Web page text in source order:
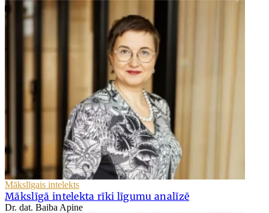
Mākslīgais intelekts
Mākslīgā intelekta rīki līgumu analīzē
Dr. dat. Baiba Apine